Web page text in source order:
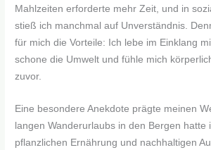
Mahlzeiten erforderte mehr Zeit, und in
stieß ich manchmal auf Unverständnis.
für mich die Vorteile: Ich lebe im Einklang
schone die Umwelt und fühle mich
zuvor.
Eine besondere Anekdote prägte meinen
langen Wanderurlaubs in den Bergen hatte
pflanzlichen Ernährung und nachhaltigen